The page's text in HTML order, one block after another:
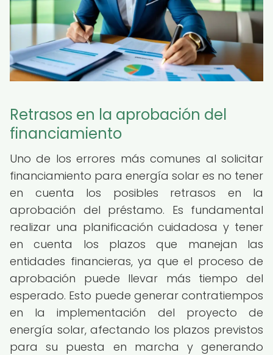
Retrasos en la aprobación del
financiamiento
Uno de los errores más comunes al solicitar
financiamiento para energía solar es no tener
en cuenta los posibles retrasos en la
aprobación del préstamo. Es fundamental
realizar una planificación cuidadosa y tener
en cuenta los plazos que manejan las
entidades financieras, ya que el proceso de
aprobación puede llevar más tiempo del
esperado. Esto puede generar contratiempos
en la implementación del proyecto de
energía solar, afectando los plazos previstos
para su puesta en marcha y generando